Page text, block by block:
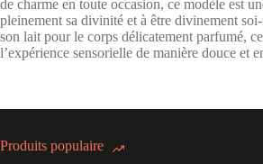
de charme en toute occasion, ce modèle est
pleinement sa divinité et à être divinement
son lait pour le corps délicatement parfumé,
l’expérience sensorielle de manière douce et
Produits populaire